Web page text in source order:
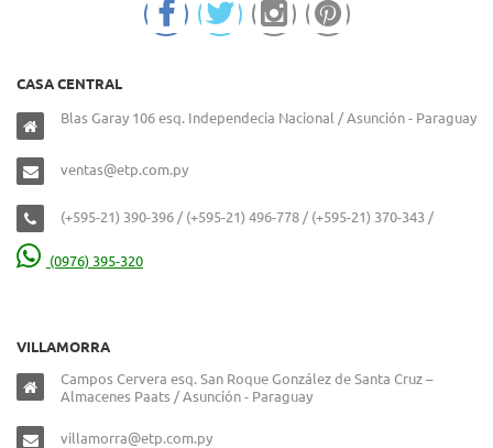
CASA CENTRAL
Blas Garay 106 esq. Independecia Nacional / Asunción - Paraguay
ventas@etp.com.py
(+595-21) 390-396 / (+595-21) 496-778 / (+595-21) 370-343 /
(0976) 395-320
VILLAMORRA
Campos Cervera esq. San Roque González de Santa Cruz –
Almacenes Paats / Asunción - Paraguay
villamorra@etp.com.py